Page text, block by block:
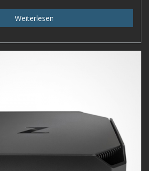
Weiterlesen